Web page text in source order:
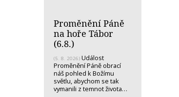
Proměnění Páně
na hoře Tábor
(6.8.)
(5. 8. 2026) Událost
Proměnění Páně obrací
náš pohled k Božímu
světlu, abychom se tak
vymanili z temnot života…